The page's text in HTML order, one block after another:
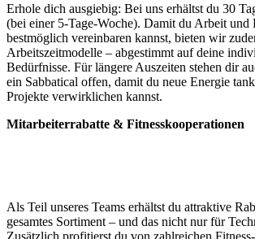
Erhole dich ausgiebig: Bei uns erhältst du 30
(bei einer 5-Tage-Woche). Damit du Arbeit und
bestmöglich vereinbaren kannst, bieten wir
Arbeitszeitmodelle – abgestimmt auf deine
Bedürfnisse. Für längere Auszeiten stehen dir
ein Sabbatical offen, damit du neue Energie
Projekte verwirklichen kannst.
Mitarbeiterrabatte & Fitnesskooperationen
Als Teil unseres Teams erhältst du attraktive
gesamtes Sortiment – und das nicht nur für
Zusätzlich profitierst du von zahlreichen